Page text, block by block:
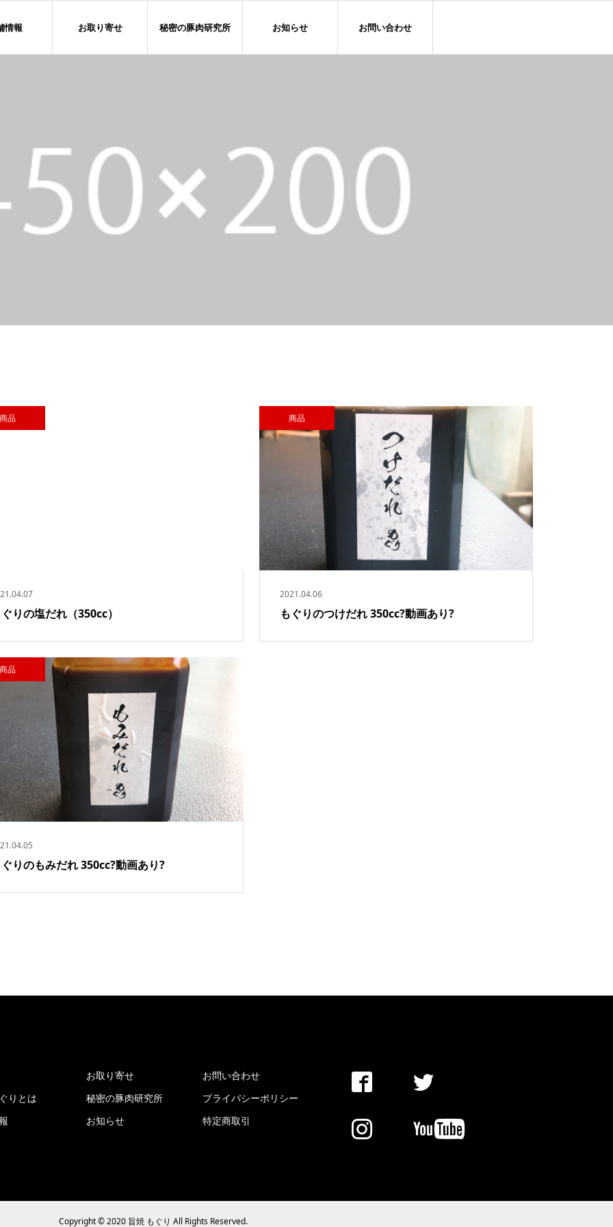
情報 お取り寄せ 秘密の豚肉研究所 お知らせ お問い合わせ
りの塩だれ（350cc）
商品
2021.04.06
もぐりのつけだれ 350cc?動画あり?
商品
りのもみだれ 350cc?動画あり?
商品
お取り寄せ
お問い合わせ
りとは
秘密の豚肉研究所
プライバシーポリシー
お知らせ 特定商取引
Copyright © 2020 旨焼 もぐり All Rights Reserved.